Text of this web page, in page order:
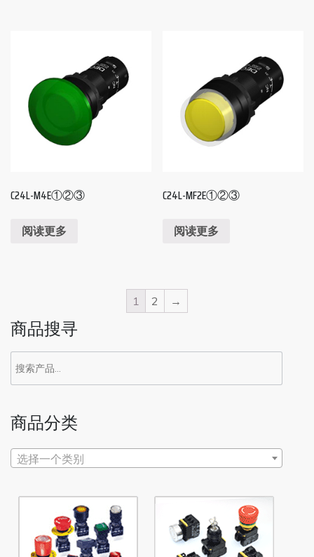
C24L-M4E①②③
阅读更多
C24L-MF2E①②③
阅读更多
1 2 →
商品搜寻
搜
索：
商品分类
选择一个类别